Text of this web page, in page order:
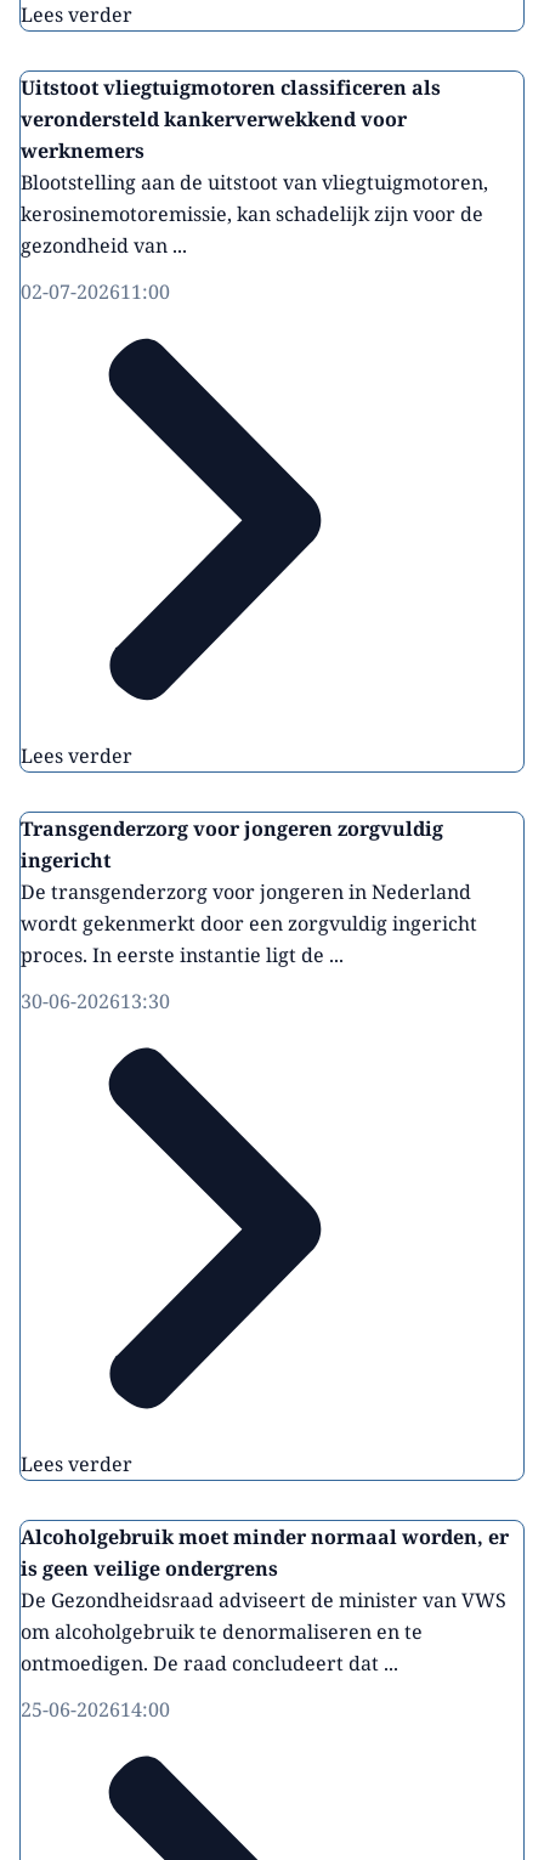
Lees verder
Uitstoot vliegtuigmotoren classificeren als
verondersteld kankerverwekkend voor
werknemers
Blootstelling aan de uitstoot van vliegtuigmotoren,
kerosinemotoremissie, kan schadelijk zijn voor de
gezondheid van ...
02-07-202611:00
Lees verder
Transgenderzorg voor jongeren zorgvuldig
ingericht
De transgenderzorg voor jongeren in Nederland
wordt gekenmerkt door een zorgvuldig ingericht
proces. In eerste instantie ligt de ...
30-06-202613:30
Lees verder
Alcoholgebruik moet minder normaal worden, er
is geen veilige ondergrens
De Gezondheidsraad adviseert de minister van VWS
om alcoholgebruik te denormaliseren en te
ontmoedigen. De raad concludeert dat ...
25-06-202614:00